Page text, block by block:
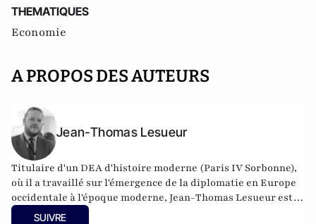
THEMATIQUES
Economie
A PROPOS DES AUTEURS
Jean-Thomas Lesueur
Titulaire d'un DEA d'histoire moderne (Paris IV Sorbonne),
où il a travaillé sur l'émergence de la diplomatie en Europe
occidentale à l'époque moderne, Jean-Thomas Lesueur est
délégué général de
SUIVRE